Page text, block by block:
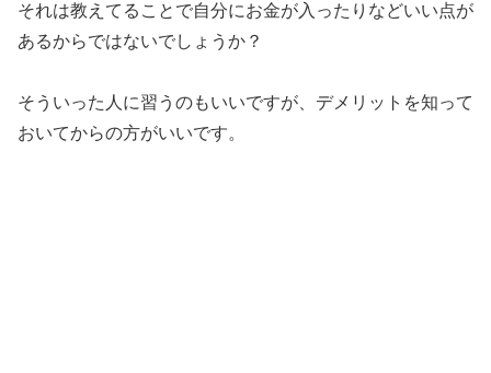
それは教えてることで自分にお金が入ったりなどいい点が
あるからではないでしょうか？
そういった人に習うのもいいですが、デメリットを知って
おいてからの方がいいです。